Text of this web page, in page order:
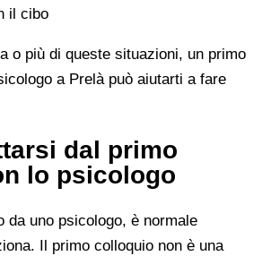
il cibo
o più di queste situazioni, un primo
a Prelà può aiutarti a fare
dal primo
lo psicologo
da uno psicologo, è normale
Il primo colloquio non è una